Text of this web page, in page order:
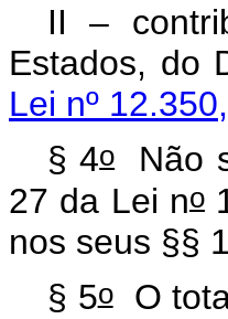
II –
Estados,
Lei nº
§ 4oNão
27 da Lei no
nos seus §§ 1
§ 5oO